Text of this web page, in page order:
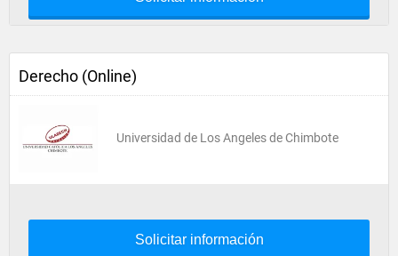
Derecho (Online)
Universidad de Los Angeles de Chimbote
Solicitar información